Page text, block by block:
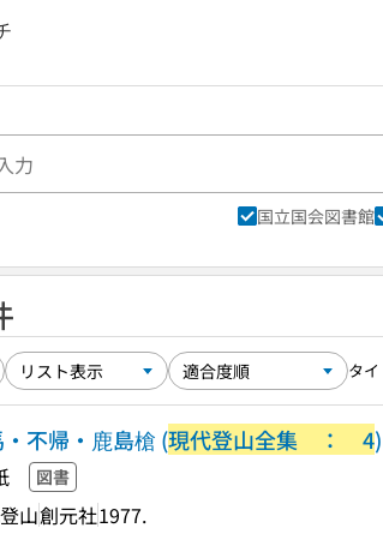
国立国会図書館
タ
・不帰・鹿島槍 (現代登山全集 ： 4)
図書
山創元社1977.